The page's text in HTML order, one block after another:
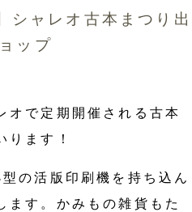
シャレオ古本まつり出
ップ
オで定期開催される古本
ります！
の活版印刷機を持ち込ん
ます。かみもの雑貨もた